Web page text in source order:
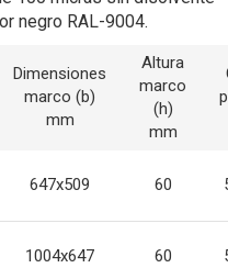
negro RAL-9004.
Dimensiones
marco (b)
mm
Altura
marco
(h)
mm
647x509 60
1004x647 60